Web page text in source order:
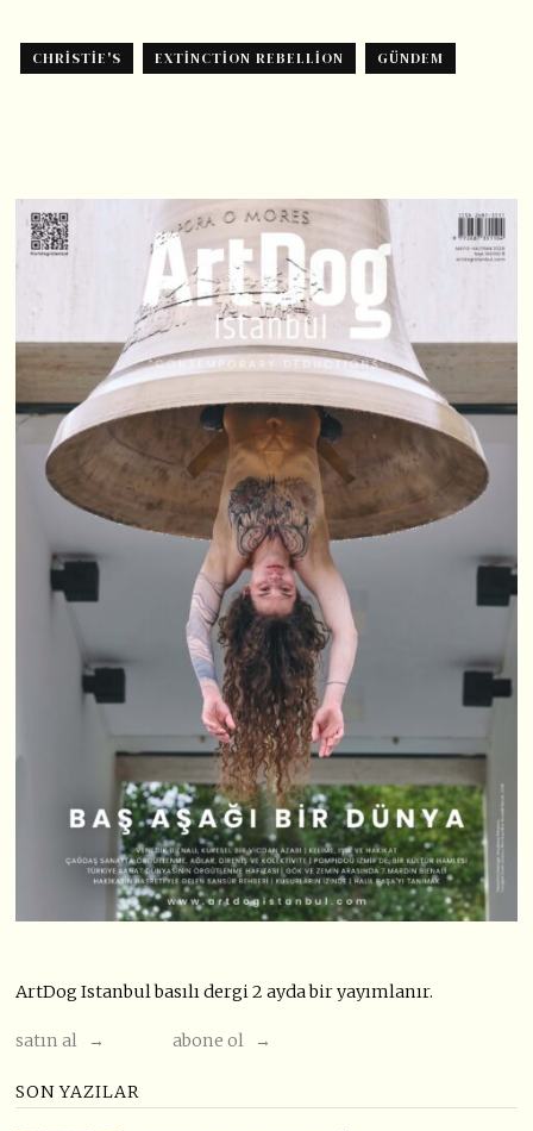
CHRISTIE'S EXTINCTION REBELLION GÜNDEM
ArtDog Istanbul basılı dergi 2 ayda bir yayımlanır.
satın al → abone ol →
SON YAZILAR